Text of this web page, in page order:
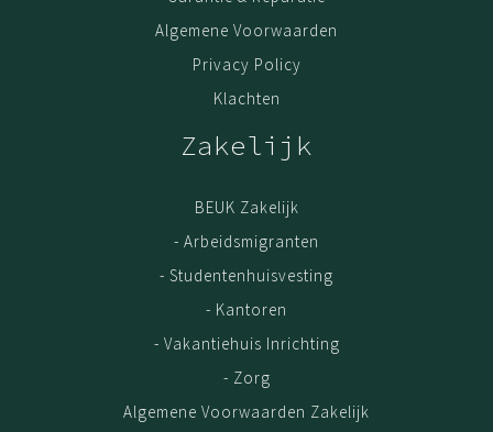
Algemene Voorwaarden
Privacy Policy
Klachten
Zakelijk
BEUK Zakelijk
- Arbeidsmigranten
- Studentenhuisvesting
- Kantoren
- Vakantiehuis Inrichting
- Zorg
Algemene Voorwaarden Zakelijk